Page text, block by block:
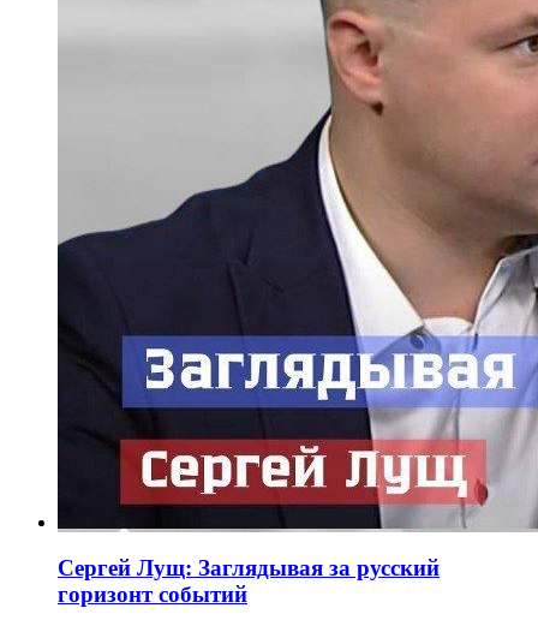
Сергей Лущ: Заглядывая за русский
горизонт событий